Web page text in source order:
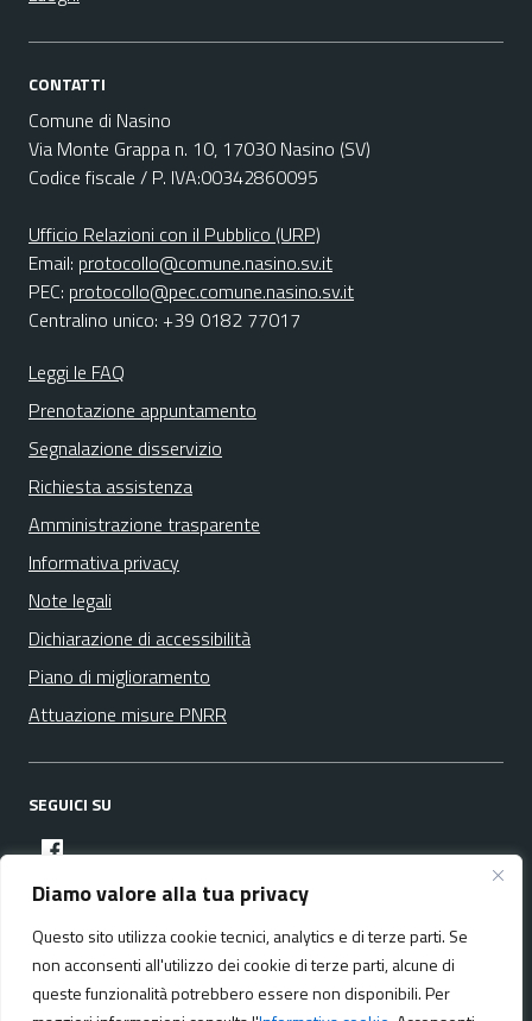
Diamo valore alla tua privacy
Questo sito utilizza cookie tecnici, analytics e di terze parti. Se
non acconsenti all'utilizzo dei cookie di terze parti, alcune di
queste funzionalità potrebbero essere non disponibili. Per
CONTATTI
Comune di Nasino
Via Monte Grappa n. 10, 17030 Nasino (SV)
Codice fiscale / P. IVA:00342860095
Ufficio Relazioni con il Pubblico (URP)
Email: protocollo@comune.nasino.sv.it
PEC: protocollo@pec.comune.nasino.sv.it
Centralino unico: +39 0182 77017
Leggi le FAQ
Prenotazione appuntamento
Segnalazione disservizio
Richiesta assistenza
Amministrazione trasparente
Informativa privacy
Note legali
Dichiarazione di accessibilità
Piano di miglioramento
Attuazione misure PNRR
SEGUICI SU
facebook
Media policy Mappa del sito